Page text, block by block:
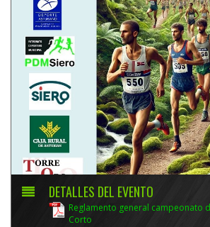
DETALLES DEL EVENTO
Reglamento general campeonato
Corto